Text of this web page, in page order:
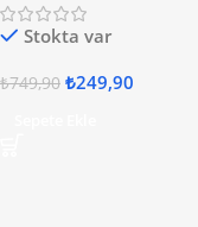
Stokta var
₺749,90 ₺249,90